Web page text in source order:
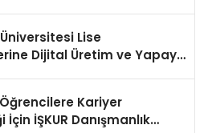
Lise
Dijital Üretim ve Yapay
Kariyer
İçin İŞKUR Danışmanlık